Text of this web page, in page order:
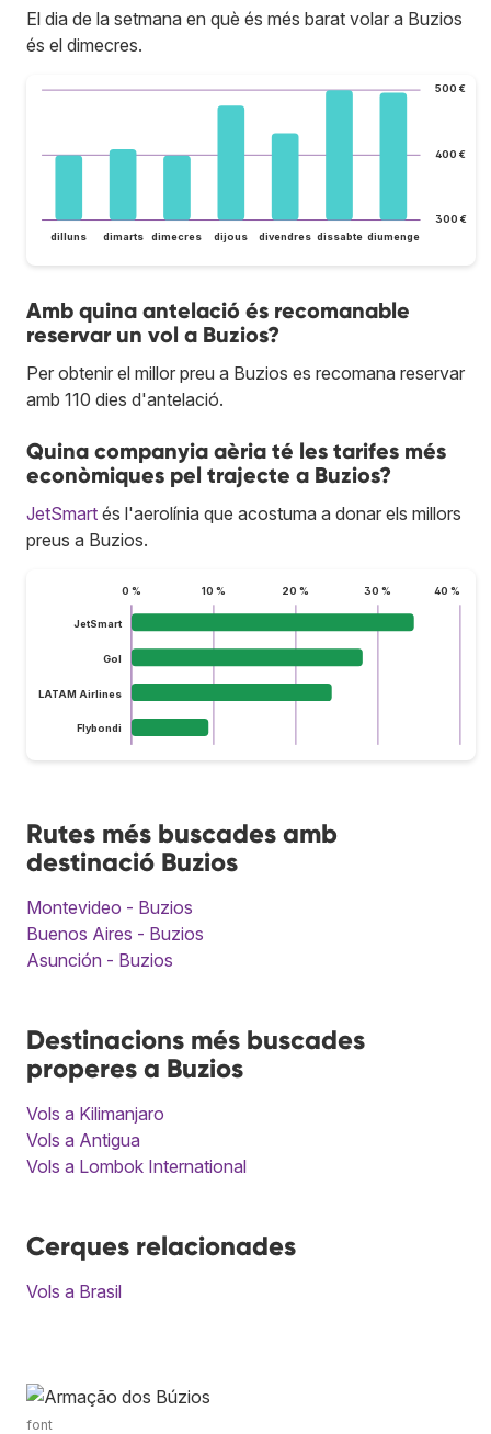
El dia de la setmana en què és més barat volar a Buzios
és el dimecres.
300 €
400 €
500 €
dilluns dimarts dimecres dijous divendres dissabte diumenge
Amb quina antelació és recomanable
reservar un vol a Buzios?
Per obtenir el millor preu a Buzios es recomana reservar
amb 110 dies d'antelació.
Quina companyia aèria té les tarifes més
econòmiques pel trajecte a Buzios?
JetSmart és l'aerolínia que acostuma a donar els millors
preus a Buzios.
0 % 10 % 20 % 30 % 40 %
JetSmart
Gol
LATAM Airlines
Flybondi
Rutes més buscades amb
destinació Buzios
Montevideo - Buzios
Buenos Aires - Buzios
Asunción - Buzios
Destinacions més buscades
properes a Buzios
Vols a Kilimanjaro
Vols a Antigua
Vols a Lombok International
Cerques relacionades
Vols a Brasil
font